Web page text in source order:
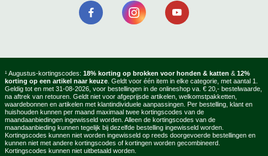
¹ Augustus-kortingscodes: 18% korting op brokken voor honden & katten & 12%
korting op een artikel naar keuze . Geldt voor één item in elke categorie, met aantal 1.
Geldig tot en met 31-08-2026, voor bestellingen in de onlineshop va. € 20,- bestelwaarde,
na aftrek van retouren. Geldt niet voor afgeprijsde artikelen, welkomstpakketten,
waardebonnen en artikelen met klantindividuele aanpassingen. Per bestelling, klant en
huishouden kunnen per maand maximaal twee kortingscodes van de
maandaanbiedingen ingewisseld worden. Alleen de kortingscodes van de
maandaanbieding kunnen tegelijk bij dezelfde bestelling ingewisseld worden.
Kortingscodes kunnen niet worden ingewisseld op reeds doorgevoerde bestellingen en
kunnen niet met andere kortingscodes of kortingen worden gecombineerd.
Kortingscodes kunnen niet uitbetaald worden.